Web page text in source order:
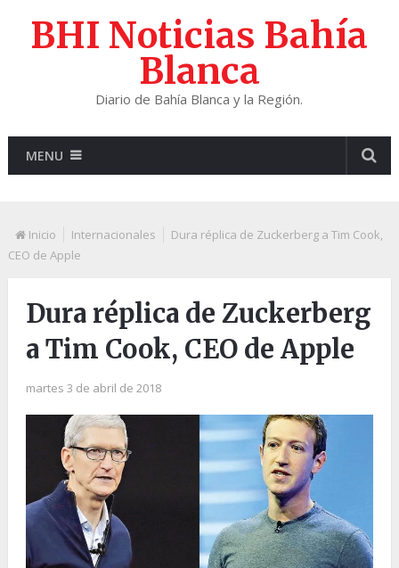
BHI Noticias Bahía
Blanca
Diario de Bahía Blanca y la Región.
MENU
Inicio Internacionales
Dura réplica de Zuckerberg a Tim Cook,
CEO de Apple
Dura réplica de Zuckerberg
a Tim Cook, CEO de Apple
martes 3 de abril de 2018